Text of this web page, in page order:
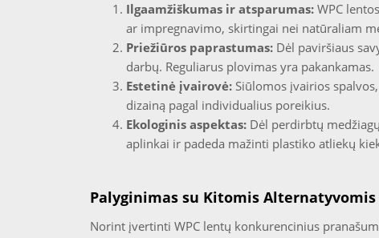
Ilgaamžiškumas ir atsparumas: WPC
ar impregnavimo, skirtingai nei natūraliam
Priežiūros paprastumas: Dėl paviršiaus
darbų. Reguliarus plovimas yra pakankamas.
Estetinė įvairovė: Siūlomos įvairios
dizainą pagal individualius poreikius.
Ekologinis aspektas: Dėl perdirbtų
aplinkai ir padeda mažinti plastiko atliekų
Palyginimas su Kitomis Alternatyvomis
Norint įvertinti WPC lentų konkurencinius